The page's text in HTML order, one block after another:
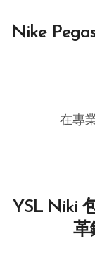
Nike
在
YSL Niki
革